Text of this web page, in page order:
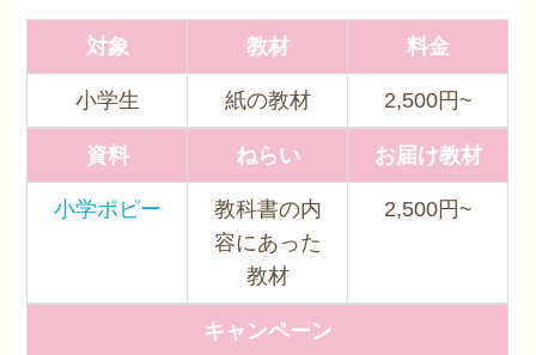
対象 教材 料金
小学生 紙の教材 2,500円~
資料 ねらい お届け教材
小学ポピー
教科書の内
容にあった
教材
2,500円~
キャンペーン